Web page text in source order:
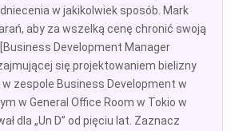
w jakikolwiek sposób. Mark
aby za wszelką cenę chronić swoją
Development Manager
się projektowaniem bielizny
w zespole Business Development w
w General Office Room w Tokio w
dla „Un D” od pięciu lat. Zaznacz